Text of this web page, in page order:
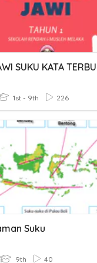
1st - 9th 226
Suku
9th 40